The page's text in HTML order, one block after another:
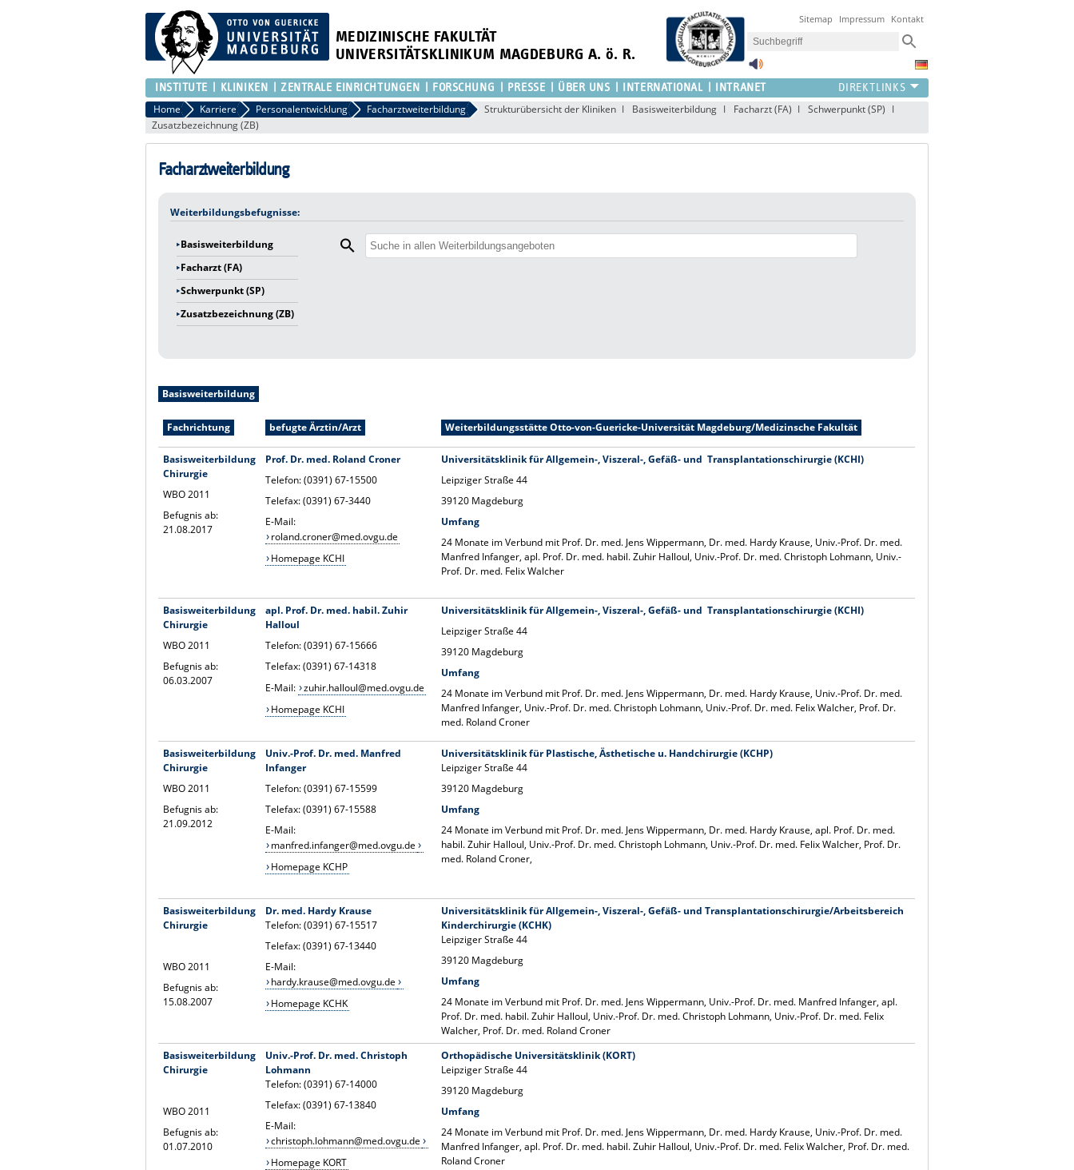
MEDIZINISCHE FAKULTÄT
UNIVERSITÄTSKLINIKUM MAGDEBURG A. ö. R.
Sitemap Impressum Kontakt
INSTITUTE KLINIKEN ZENTRALE EINRICHTUNGEN FORSCHUNG PRESSE ÜBER UNS INTERNATIONAL INTRANET
Home Karriere Personalentwicklung Facharztweiterbildung Strukturübersicht der Kliniken Basisweiterbildung Facharzt (FA)
Schwerpunkt (SP)
Zusatzbezeichnung (ZB)
Facharztweiterbildung
Weiterbildungsbefugnisse:
Basisweiterbildung
Facharzt (FA)
Schwerpunkt (SP)
Zusatzbezeichnung (ZB)
Basisweiterbildung
Fachrichtung befugte Ärztin/Arzt Weiterbildungsstätte Otto-von-Guericke-Universität Magdeburg/Medizinsche Fakultät
Basisweiterbildung
Chirurgie
WBO 2011
Befugnis ab:
21.08.2017
Prof. Dr. med. Roland Croner
Telefon: (0391) 67-15500
Telefax: (0391) 67-3440
E-Mail:
roland.croner@med.ovgu.de
Homepage KCHI
Universitätsklinikfür Allgemein-, Viszeral-, Gefäß- und Transplantationschirurgie (KCHI)
Leipziger Straße 44
39120 Magdeburg
Umfang
24 Monate im Verbund mit Prof. Dr. med. Jens Wippermann, Dr. med. Hardy Krause, Univ.-Prof. Dr. med.
Manfred Infanger, apl. Prof. Dr. med. habil. Zuhir Halloul, Univ.-Prof. Dr. med. Christoph Lohmann, Univ.-
Prof. Dr. med. Felix Walcher
Basisweiterbildung
Chirurgie
WBO 2011
Befugnis ab:
06.03.2007
apl. Prof. Dr. med. habil. Zuhir
Halloul
Telefon: (0391) 67-15666
Telefax: (0391) 67-14318
E-Mail: zuhir.halloul@med.ovgu.de
Homepage KCHI
Universitätsklinikfür Allgemein-, Viszeral-, Gefäß- und Transplantationschirurgie (KCHI)
Leipziger Straße 44
39120 Magdeburg
Umfang
24 Monate im Verbund mit Prof. Dr. med. Jens Wippermann, Dr. med. Hardy Krause, Univ.-Prof. Dr. med.
Manfred Infanger, Univ.-Prof. Dr. med. Christoph Lohmann, Univ.-Prof. Dr. med. Felix Walcher, Prof. Dr.
med. Roland Croner
Basisweiterbildung
Chirurgie
WBO 2011
Befugnis ab:
21.09.2012
Univ.-Prof. Dr. med. Manfred
Infanger
Telefon: (0391) 67-15599
Telefax: (0391) 67-15588
E-Mail:
manfred.infanger@med.ovgu.de
Homepage KCHP
Universitätsklinik für Plastische, Ästhetische u. Handchirurgie (KCHP)
Leipziger Straße 44
39120 Magdeburg
Umfang
24 Monate im Verbund mit Prof. Dr. med. Jens Wippermann, Dr. med. Hardy Krause, apl. Prof. Dr. med.
habil. Zuhir Halloul, Univ.-Prof. Dr. med. Christoph Lohmann, Univ.-Prof. Dr. med. Felix Walcher, Prof. Dr.
med. Roland Croner,
Basisweiterbildung
Chirurgie
WBO 2011
Befugnis ab:
15.08.2007
Dr. med. Hardy Krause
Telefon: (0391) 67-15517
Telefax: (0391) 67-13440
E-Mail:
hardy.krause@med.ovgu.de
Homepage KCHK
Universitätsklinik für Allgemein-, Viszeral-, Gefäß- und Transplantationschirurgie/Arbeitsbereich
Kinderchirurgie (KCHK)
Leipziger Straße 44
39120 Magdeburg
Umfang
24 Monate im Verbund mit Prof. Dr. med. Jens Wippermann, Univ.-Prof. Dr. med. Manfred Infanger, apl.
Prof. Dr. med. habil. Zuhir Halloul, Univ.-Prof. Dr. med. Christoph Lohmann, Univ.-Prof. Dr. med. Felix
Walcher, Prof. Dr. med. Roland Croner
Basisweiterbildung
Chirurgie
WBO 2011
Befugnis ab:
01.07.2010
Univ.-Prof. Dr. med. Christoph
Lohmann
Telefon: (0391) 67-14000
Telefax: (0391) 67-13840
E-Mail:
christoph.lohmann@med.ovgu.de
Homepage KORT
Orthopädische Universitätsklinik (KORT)
Leipziger Straße 44
39120 Magdeburg
Umfang
24 Monate im Verbund mit Prof. Dr. med. Jens Wippermann, Dr. med. Hardy Krause, Univ.-Prof. Dr. med.
Manfred Infanger, apl. Prof. Dr. med. habil. Zuhir Halloul, Univ.-Prof. Dr. med. Felix Walcher, Prof. Dr. med.
Roland Croner